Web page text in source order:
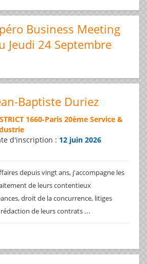
Business Meeting
Jeudi 24 Septembre
Baptiste Duriez
1660-Paris 20ème Service &
d'inscription : 12 juin 2026
depuis vingt ans, j'accompagne les
de leurs contentieux
droit de la concurrence, litiges
de leurs contrats ...